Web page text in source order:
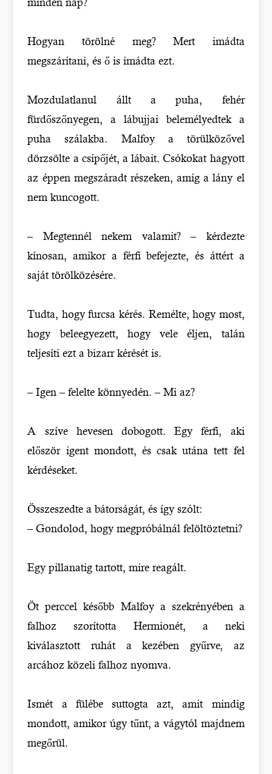
Hogyan törölné meg? Mert imádta
megszárítani, és ő is imádta ezt.
Mozdulatlanul állt a puha, fehér
fürdőszőnyegen, a lábujjai belemélyedtek a
puha szálakba. Malfoy a törülközővel
dörzsölte a csípőjét, a lábait. Csókokat hagyott
az éppen megszáradt részeken, amíg a lány el
nem kuncogott.
– Megtennél nekem valamit? – kérdezte
kínosan, amikor a férfi befejezte, és áttért a
saját törölközésére.
Tudta, hogy furcsa kérés. Remélte, hogy most,
hogy beleegyezett, hogy vele éljen, talán
teljesíti ezt a bizarr kérését is.
– Igen – felelte könnyedén. – Mi az?
A szíve hevesen dobogott. Egy férfi, aki
először igent mondott, és csak utána tett fel
kérdéseket.
Összeszedte a bátorságát, és így szólt:
– Gondolod, hogy megpróbálnál felöltöztetni?
Egy pillanatig tartott, mire reagált.
Öt perccel később Malfoy a szekrényében a
falhoz szorította Hermionét, a neki
kiválasztott ruhát a kezében gyűrve, az
arcához közeli falhoz nyomva.
Ismét a fülébe suttogta azt, amit mindig
mondott, amikor úgy tűnt, a vágytól majdnem
megőrül.